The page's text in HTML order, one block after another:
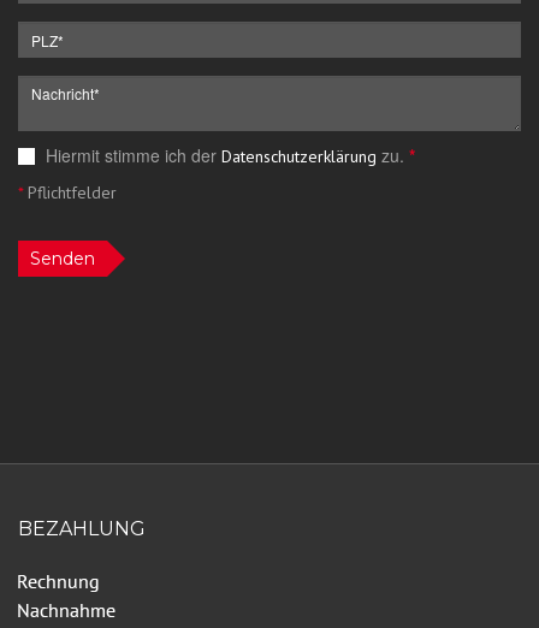
Hiermit stimme ich der Datenschutzerklärung zu. *
*Pflichtfelder
Senden
BEZAHLUNG